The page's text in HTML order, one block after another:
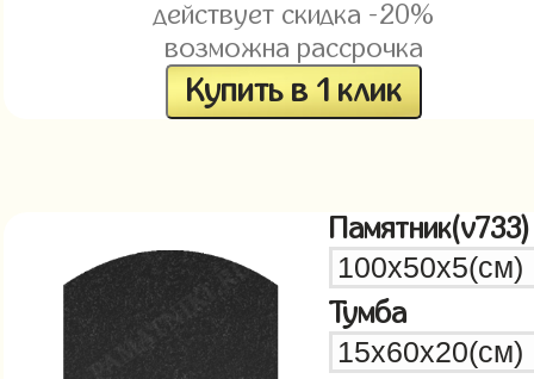
действует скидка -20%
возможна рассрочка
Купить в 1 клик
Памятник(v733)
Тумба